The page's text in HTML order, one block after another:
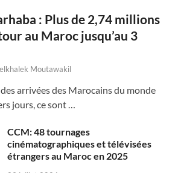
: Plus de 2,74 millions
au Maroc jusqu’au 3
Moutawakil
arrivées des Marocains du monde
jours, ce sont …
CCM: 48 tournages
cinématographiques et télévisées
étrangers au Maroc en 2025